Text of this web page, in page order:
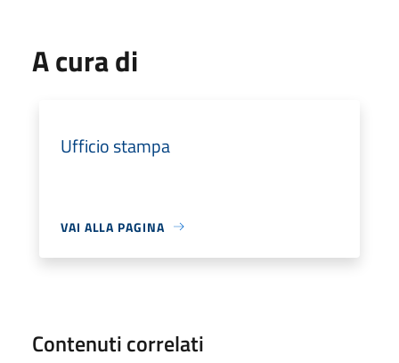
A cura di
Ufficio stampa
VAI ALLA PAGINA
Contenuti correlati